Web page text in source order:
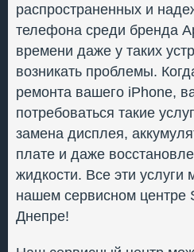
распространенных и
телефона среди бренда
времени даже у таких
возникать проблемы.
ремонта вашего iPhone,
потребоваться такие
замена дисплея,
плате и даже
жидкости. Все эти
нашем сервисном центре
Днепре!